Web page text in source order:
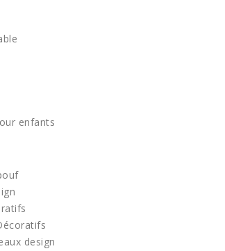
enfants
design